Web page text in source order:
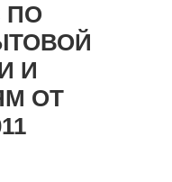
ПО
И
ОТ